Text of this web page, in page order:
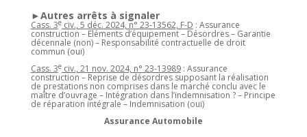
►Autres arrêts à signaler
Cass. 3eciv., 5 déc. 2024, n° 23-13562, F-D : Assurance
construction – Eléments d’équipement – Désordres – Garantie
décennale (non) – Responsabilité contractuelle de droit
commun (oui)
Cass. 3eciv., 21 nov. 2024, n° 23-13989: Assurance
construction – Reprise de désordres supposant la réalisation
de prestations non comprises dans le marché conclu avec le
maître d’ouvrage – Intégration dans l’indemnisation ? – Principe
de réparation intégrale – Indemnisation (oui)
Assurance Automobile